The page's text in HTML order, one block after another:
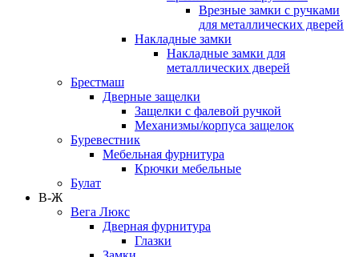
Врезные замки с ручками
для металлических дверей
Накладные замки
Накладные замки для
металлических дверей
Брестмаш
Дверные защелки
Защелки с фалевой ручкой
Механизмы/корпуса защелок
Буревестник
Мебельная фурнитура
Крючки мебельные
Булат
В-Ж
Вега Люкс
Дверная фурнитура
Глазки